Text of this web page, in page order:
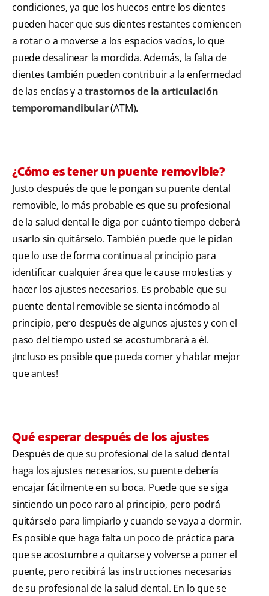
condiciones, ya que los huecos entre los dientes
pueden hacer que sus dientes restantes comiencen
a rotar o a moverse a los espacios vacíos, lo que
puede desalinear la mordida. Además, la falta de
dientes también pueden contribuir a la enfermedad
de las encías y atrastornos de la articulación
temporomandibular(ATM).
¿Cómo es tener un puente removible?
Justo después de que le pongan su puente dental
removible, lo más probable es que su profesional
de la salud dental le diga por cuánto tiempo deberá
usarlo sin quitárselo. También puede que le pidan
que lo use de forma continua al principio para
identificar cualquier área que le cause molestias y
hacer los ajustes necesarios. Es probable que su
puente dental removible se sienta incómodo al
principio, pero después de algunos ajustes y con el
paso del tiempo usted se acostumbrará a él.
¡Incluso es posible que pueda comer y hablar mejor
que antes!
Qué esperar después de los ajustes
Después de que su profesional de la salud dental
haga los ajustes necesarios, su puente debería
encajar fácilmente en su boca. Puede que se siga
sintiendo un poco raro al principio, pero podrá
quitárselo para limpiarlo y cuando se vaya a dormir.
Es posible que haga falta un poco de práctica para
que se acostumbre a quitarse y volverse a poner el
puente, pero recibirá las instrucciones necesarias
de su profesional de la salud dental. En lo que se